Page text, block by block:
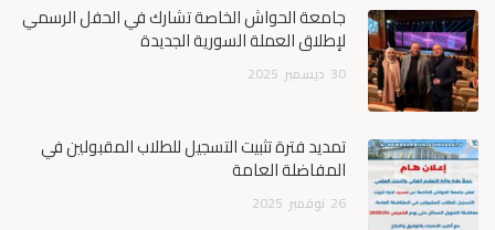
جامعة الحواش الخاصة تشارك في الحفل الرسمي
لإطلاق العملة السورية الجديدة
30 ديسمبر 2025
تمديد فترة تثبيت التسجيل للطلاب المقبولين في
المفاضلة العامة
26 نوفمبر 2025